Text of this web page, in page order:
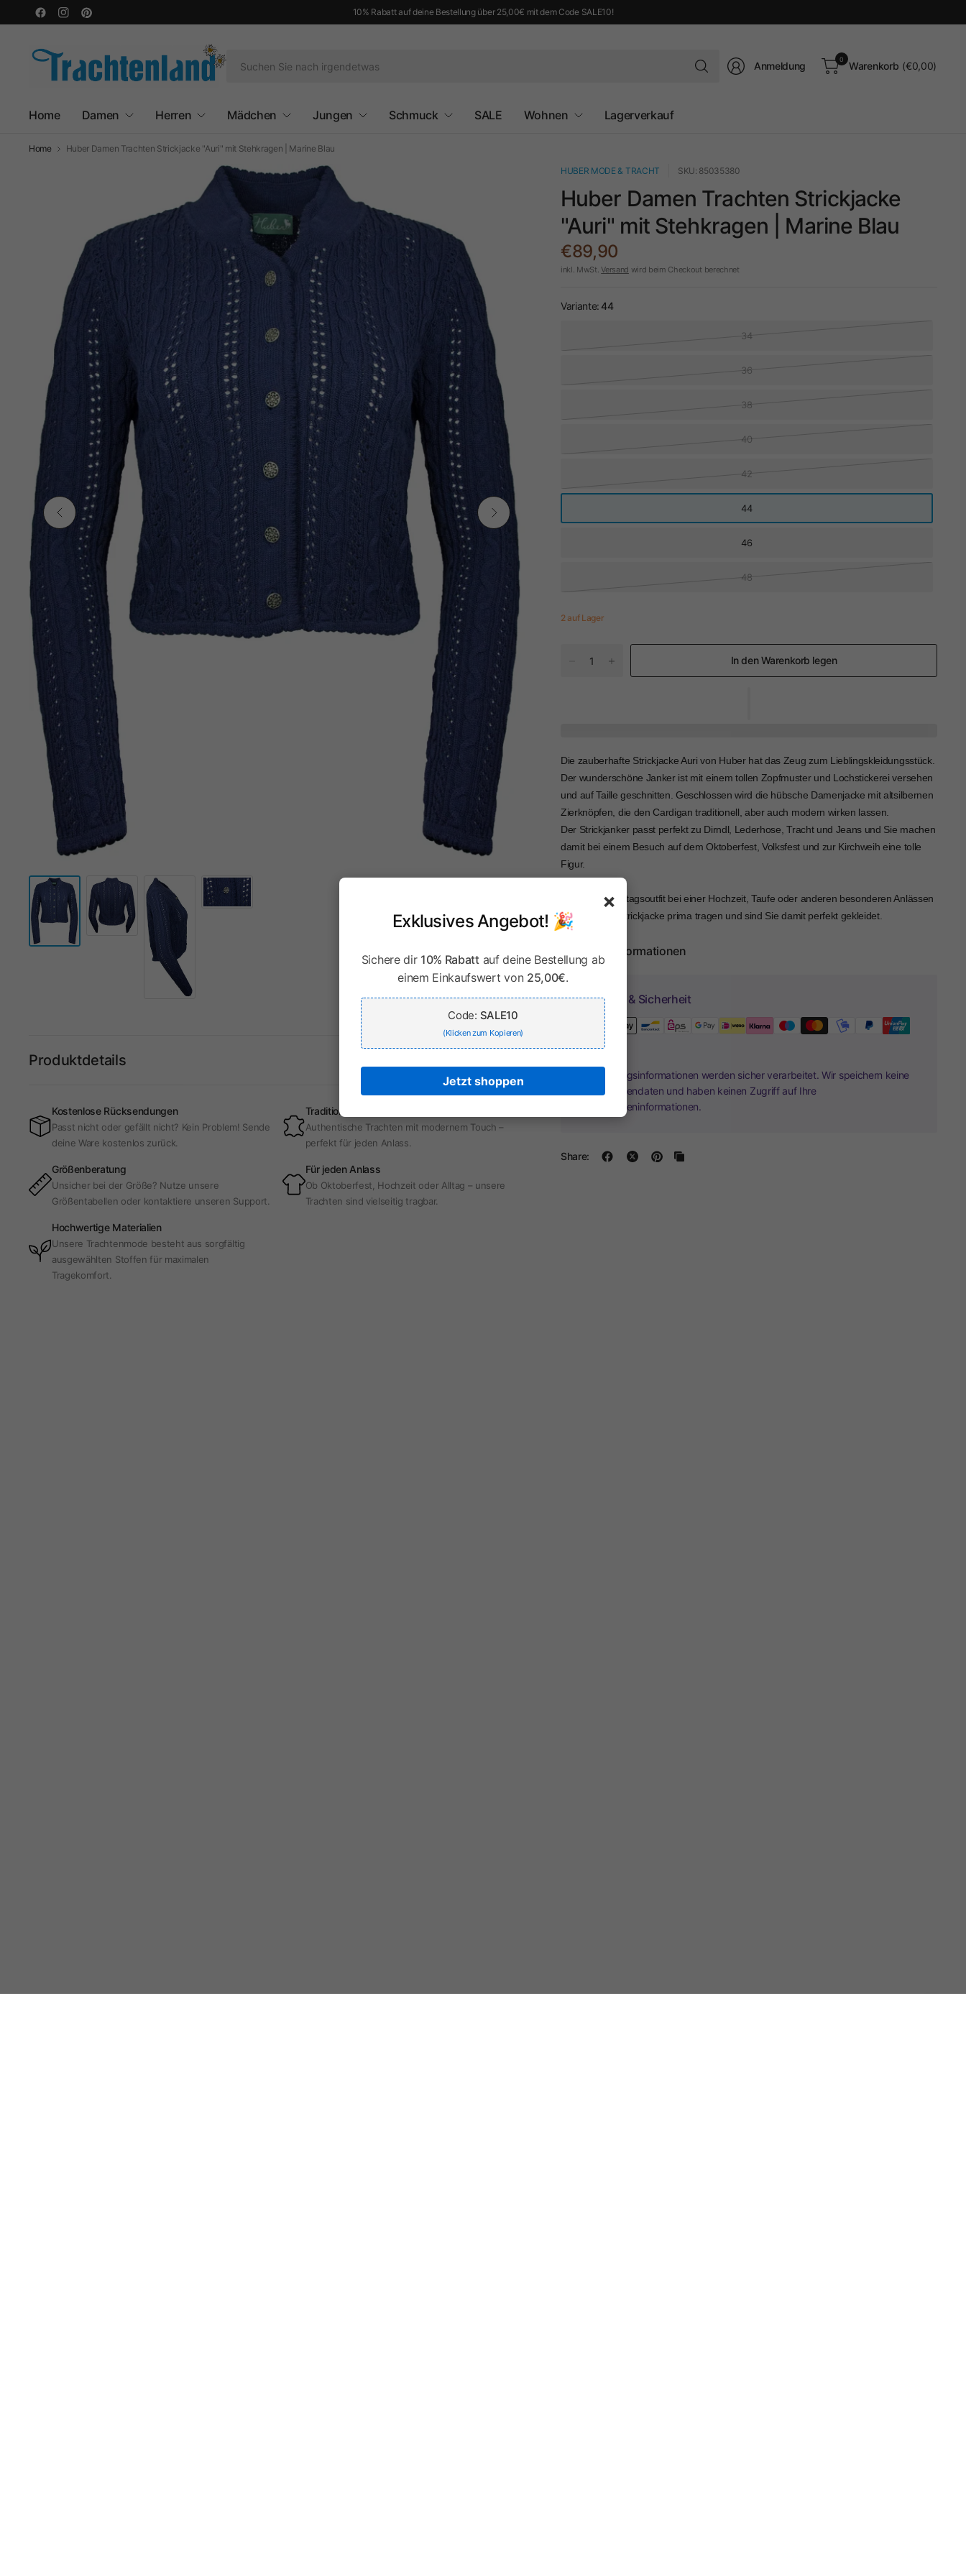
10% Rabatt auf deine Bestellung über 25,00€ mit dem Code SALE10!
Suchen
Sie
Anmeldung
0
Warenkorb (€0,00)
Home Damen Herren Mädchen Jungen Schmuck SALE Wohnen Lagerverkauf
Home Huber Damen Trachten Strickjacke "Auri" mit Stehkragen | Marine Blau
HUBER MODE & TRACHT SKU: 85035380
Huber Damen Trachten Strickjacke
"Auri" mit Stehkragen | Marine Blau
€89,90
inkl. MwSt.Versand wird beim Checkout berechnet
Variante: 44
34
36
38
40
42
44
46
48
2 auf Lager
In den Warenkorb legen
Die zauberhafte Strickjacke Auri von Huber hat das Zeug zum Lieblingskleidungsstück.
Der wunderschöne Janker ist mit einem tollen Zopfmuster und Lochstickerei versehen
und auf Taille geschnitten. Geschlossen wird die hübsche Damenjacke mit altsilbernen
Zierknöpfen, die den Cardigan traditionell, aber auch modern wirken lassen.
Der Strickjanker passt perfekt zu Dirndl, Lederhose, Tracht und Jeans und Sie machen
damit bei einem Besuch auf dem Oktoberfest, Volksfest und zur Kirchweih eine tolle
Figur.
Auch zum Festtagsoutfit bei einer Hochzeit, Taufe oder anderen besonderen Anlässen
lässt sich die Strickjacke prima tragen und sind Sie damit perfekt gekleidet.
Herstellerinformationen
Zahlung & Sicherheit
Ihr Zahlungsinformationen werden sicher verarbeitet. Wir speichern keine
Kreditkartendaten und haben keinen Zugriff auf Ihre
Kreditkarteninformationen.
Share:
Produktdetails
Kostenlose Rücksendungen
Passt nicht oder gefällt nicht? Kein Problem! Sende
deine Ware kostenlos zurück.
Tradition & Moderne
Authentische Trachten mit modernem Touch –
perfekt für jeden Anlass.
Größenberatung
Unsicher bei der Größe? Nutze unsere
Größentabellen oder kontaktiere unseren Support.
Für jeden Anlass
Ob Oktoberfest, Hochzeit oder Alltag – unsere
Trachten sind vielseitig tragbar.
Hochwertige Materialien
Unsere Trachtenmode besteht aus sorgfältig
ausgewählten Stoffen für maximalen
Tragekomfort.
×
Exklusives Angebot! 🎉
Sichere dir 10% Rabattauf deine Bestellung ab
einem Einkaufswert von 25,00€.
Code: SALE10
(Klicken zum Kopieren)
Jetzt shoppen